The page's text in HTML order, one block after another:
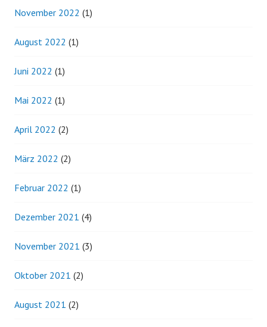
November 2022 (1)
August 2022 (1)
Juni 2022 (1)
Mai 2022 (1)
April 2022 (2)
März 2022 (2)
Februar 2022 (1)
Dezember 2021 (4)
November 2021 (3)
Oktober 2021 (2)
August 2021 (2)